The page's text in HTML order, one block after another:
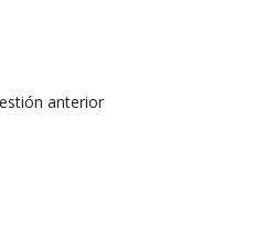
anterior